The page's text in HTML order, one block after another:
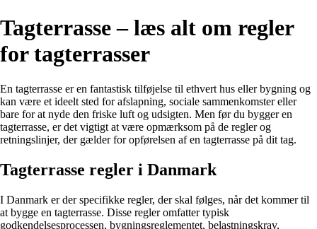
Tagterrasse – læs alt om regler
for tagterrasser
En tagterrasse er en fantastisk tilføjelse til ethvert hus eller bygning og
kan være et ideelt sted for afslapning, sociale sammenkomster eller
bare for at nyde den friske luft og udsigten. Men før du bygger en
tagterrasse, er det vigtigt at være opmærksom på de regler og
retningslinjer, der gælder for opførelsen af en tagterrasse på dit tag.
Tagterrasse regler i Danmark
I Danmark er der specifikke regler, der skal følges, når det kommer til
at bygge en tagterrasse. Disse regler omfatter typisk
godkendelsesprocessen, bygningsreglementet, belastningskrav,